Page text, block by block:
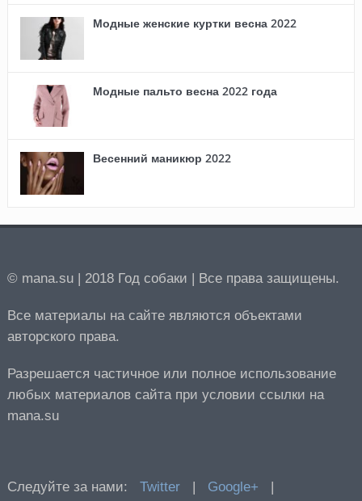
Модные женские куртки весна 2022
Модные пальто весна 2022 года
Весенний маникюр 2022
© mana.su | 2018 Год собаки | Все права защищены.
Все материалы на сайте являются объектами
авторского права.
Разрешается частичное или полное использование
любых материалов сайта при условии ссылки на
mana.su
Следуйте за нами: Twitter | Google+ |